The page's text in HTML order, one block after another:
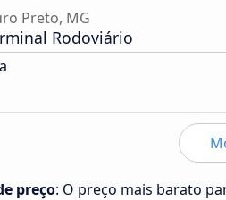
Preto, MG
Rodoviário
preço: O preço mais barato